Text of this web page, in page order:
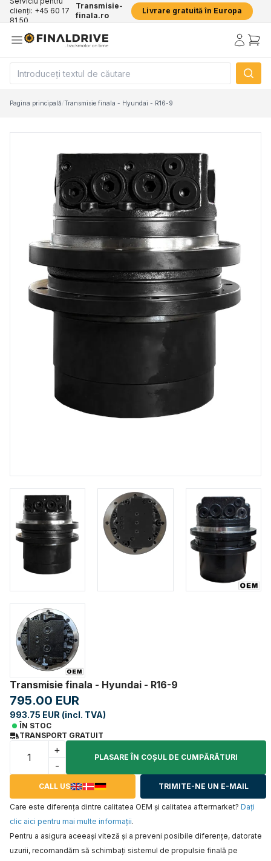
clienți: +45 60 17
81 50
Transmisie-
finala.ro
Livrare gratuită în Europa
Pagina principală/Transmisie finala - Hyundai - R16-9
Transmisie finala - Hyundai - R16-9
795.00 EUR
993.75 EUR (incl. TVA)
ÎN STOC
TRANSPORT GRATUIT
+
-
PLASARE ÎN COŞUL DE CUMPĂRĂTURI
CALL US TRIMITE-NE UN E-MAIL
Care este diferența dintre calitatea OEM și calitatea aftermarket? Daţi
clic aici pentru mai multe informaţii.
Pentru a asigura aceeaşi viteză şi a preveni posibile diferenţe, datorate
uzurii, recomandăm să schimbaţi sistemul de propulsie finală pe